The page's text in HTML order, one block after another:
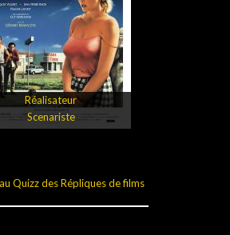
Réalisateur
Scenariste
Quizz des Répliques de films